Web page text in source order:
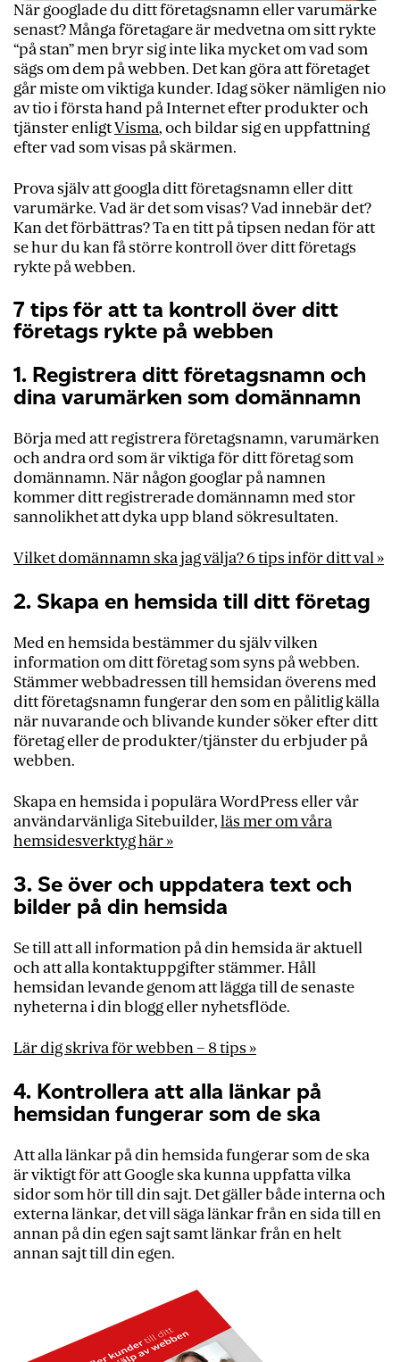
När googlade du ditt företagsnamn eller varumärke
senast? Många företagare är medvetna om sitt rykte
“på stan” men bryr sig inte lika mycket om vad som
sägs om dem på webben. Det kan göra att företaget
går miste om viktiga kunder. Idag söker nämligen nio
av tio i första hand på Internet efter produkter och
tjänster enligtVisma, och bildar sig en uppfattning
efter vad som visas på skärmen.
Prova själv att googla ditt företagsnamn eller ditt
varumärke. Vad är det som visas? Vad innebär det?
Kan det förbättras? Ta en titt på tipsen nedan för att
se hur du kan få större kontroll över ditt företags
rykte på webben.
7 tips för att ta kontroll över ditt
företags rykte på webben
1. Registrera ditt företagsnamn och
dina varumärken som domännamn
Börja med att registrera företagsnamn, varumärken
och andra ord som är viktiga för ditt företag som
domännamn. När någon googlar på namnen
kommer ditt registrerade domännamn med stor
sannolikhet att dyka upp bland sökresultaten.
Vilket domännamn ska jag välja? 6 tips inför ditt val »
2. Skapa en hemsida till ditt företag
Med en hemsida bestämmer du själv vilken
information om ditt företag som syns på webben.
Stämmer webbadressen till hemsidan överens med
ditt företagsnamn fungerar den som en pålitlig källa
när nuvarande och blivande kunder söker efter ditt
företag eller de produkter/tjänster du erbjuder på
webben.
Skapa en hemsida i populära WordPress eller vår
användarvänliga Sitebuilder,läs mer om våra
hemsidesverktyg här »
3. Se över och uppdatera text och
bilder på din hemsida
Se till att all information på din hemsida är aktuell
och att alla kontaktuppgifter stämmer. Håll
hemsidan levande genom att lägga till de senaste
nyheterna i din blogg eller nyhetsflöde.
Lär dig skriva för webben – 8 tips »
4. Kontrollera att alla länkar på
hemsidan fungerar som de ska
Att alla länkar på din hemsida fungerar som de ska
är viktigt för att Google ska kunna uppfatta vilka
sidor som hör till din sajt. Det gäller både interna och
externa länkar, det vill säga länkar från en sida till en
annan på din egen sajt samt länkar från en helt
annan sajt till din egen.